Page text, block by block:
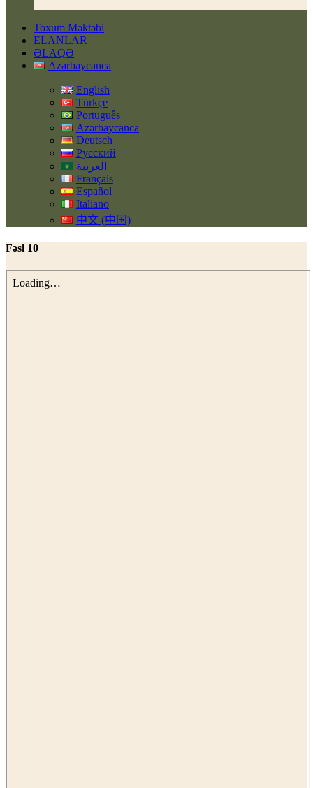
Toxum Məktəbi
ELANLAR
ƏLAQƏ
Azərbaycanca
English
Türkçe
Português
Azərbaycanca
Deutsch
Русский
العربية
Français
Español
Italiano
中文 (中国)
Fəsl 10